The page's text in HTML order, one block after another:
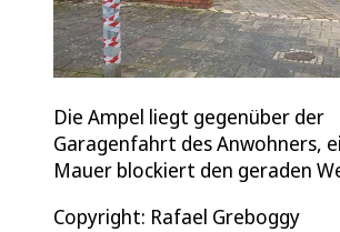
Die Ampel liegt gegenüber der
Garagenfahrt des Anwohners,
Mauer blockiert den geraden
Copyright: Rafael Greboggy